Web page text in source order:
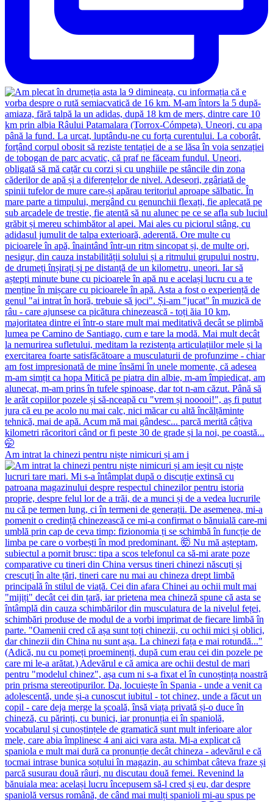
Am intrat la chinezi pentru niște nimicuri și am i